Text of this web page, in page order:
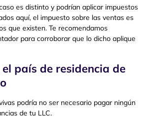
es distinto y podrían aplicar impuestos
aquí, el impuesto sobre las ventas es
que existen. Te recomendamos
para corroborar que lo dicho aplique
país de residencia de
podría no ser necesario pagar ningún
de tu LLC.